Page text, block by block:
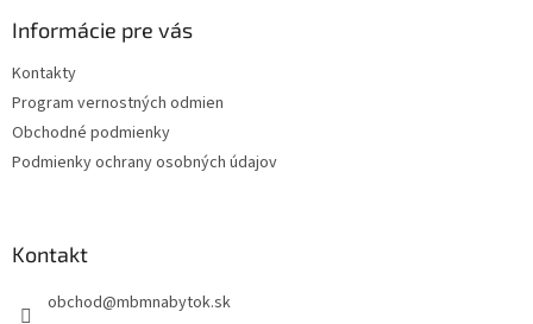
Informácie pre vás
Kontakty
Program vernostných odmien
Obchodné podmienky
Podmienky ochrany osobných údajov
Kontakt
obchod@mbmnabytok.sk